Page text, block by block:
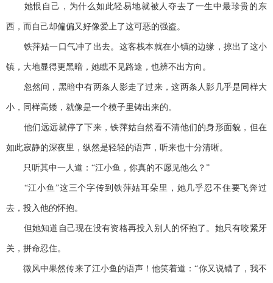
她恨自己，为什么如此轻易地就被人夺去了一生中最珍贵的东
西，而自己却偏偏又好像爱上了这可恶的强盗。
铁萍姑一口气冲了出去。这客栈本就在小镇的边缘，掠出了这小
镇，大地显得更黑暗，她瞧不见路途，也辨不出方向。
忽然间，黑暗中有两条人影走了过来，这两条人影几乎是同样大
小，同样高矮，就像是一个模子里铸出来的。
他们远远就停了下来，铁萍姑自然看不清他们的身形面貌，但在
如此寂静的深夜里，纵然是轻轻的语声，听来也十分清晰。
只听其中一人道：“江小鱼，你真的不愿见他么？”
“江小鱼”这三个字传到铁萍姑耳朵里，她几乎忍不住要飞奔过
去，投入他的怀抱。
但她知道自己现在没有资格再投入别人的怀抱了。她只有咬紧牙
关，拼命忍住。
微风中果然传来了江小鱼的语声！他笑着道：“你又说错了，我不